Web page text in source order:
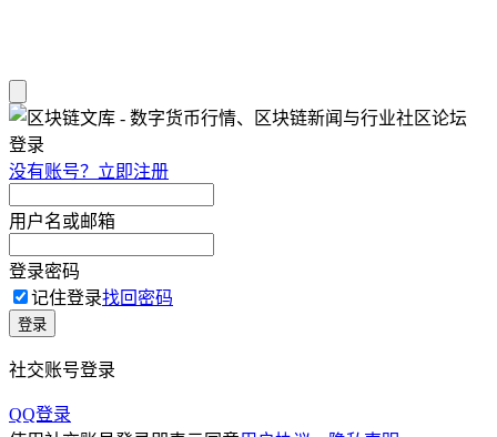
登录
没有账号？立即注册
用户名或邮箱
登录密码
记住登录找回密码
登录
社交账号登录
QQ登录